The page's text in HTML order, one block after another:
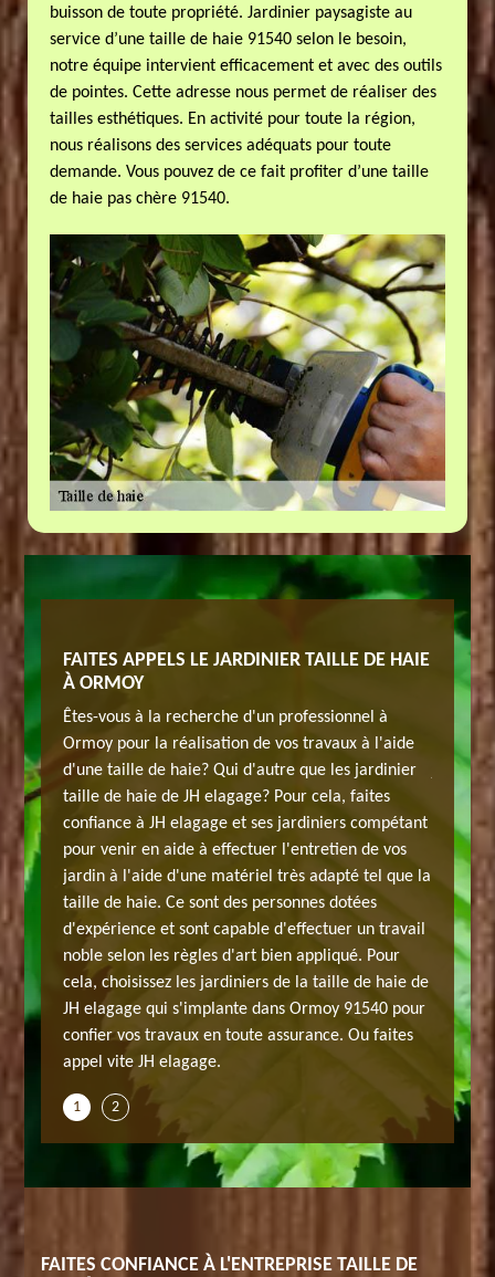
buisson de toute propriété. Jardinier paysagiste au
service d’une taille de haie 91540 selon le besoin,
notre équipe intervient efficacement et avec des outils
de pointes. Cette adresse nous permet de réaliser des
tailles esthétiques. En activité pour toute la région,
nous réalisons des services adéquats pour toute
demande. Vous pouvez de ce fait profiter d’une taille
de haie pas chère 91540.
DE
il
de
de
FAITES APPELS LE JARDINIER TAILLE DE HAIE
À ORMOY
Êtes-vous à la recherche d'un professionnel à
Ormoy pour la réalisation de vos travaux à l'aide
d'une taille de haie? Qui d'autre que les jardinier
taille de haie de JH elagage? Pour cela, faites
confiance à JH elagage et ses jardiniers compétant
pour venir en aide à effectuer l'entretien de vos
jardin à l'aide d'une matériel très adapté tel que la
taille de haie. Ce sont des personnes dotées
d'expérience et sont capable d'effectuer un travail
noble selon les règles d'art bien appliqué. Pour
cela, choisissez les jardiniers de la taille de haie de
JH elagage qui s'implante dans Ormoy 91540 pour
confier vos travaux en toute assurance. Ou faites
appel vite JH elagage.
HAIE
Avez-
neuve
jardin?
la
est
et est
pour
haie.
siège
prix.
1 2
FAITES CONFIANCE À L'ENTREPRISE TAILLE DE